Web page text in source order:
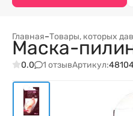
Главная–Товары, которых
Маска-
0.0 1 отзывАртикул: